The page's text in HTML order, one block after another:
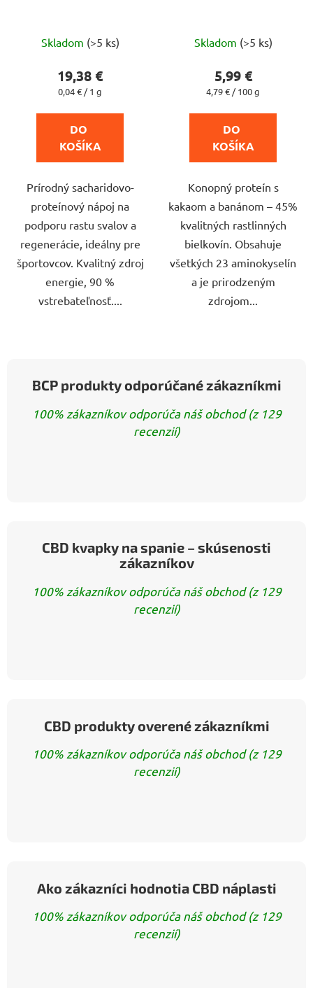
hodnotenie
je
z
5
hviezdičiek.
Skladom (>5 ks)
19,38 €
Jednotková
0,04 € / 1 g
DO
KOŠÍKA
Prírodný sacharidovo-
proteínový nápoj na
podporu rastu svalov a
regenerácie, ideálny pre
športovcov. Kvalitný zdroj
energie, 90 %
vstrebateľnosť....
hodnotenie
je
z
5
hviezdičiek.
Skladom (>5 ks)
5,99 €
Jednotková
4,79 € / 100 g
DO
KOŠÍKA
Konopný proteín s
kakaom a banánom – 45%
kvalitných rastlinných
bielkovín. Obsahuje
všetkých 23 aminokyselín
a je prirodzeným
zdrojom...
BCP produkty odporúčané zákazníkmi
100% zákazníkov odporúča náš obchod (z 129
recenzií)
CBD kvapky na spanie – skúsenosti
zákazníkov
100% zákazníkov odporúča náš obchod (z 129
recenzií)
CBD produkty overené zákazníkmi
100% zákazníkov odporúča náš obchod (z 129
recenzií)
Ako zákazníci hodnotia CBD náplasti
100% zákazníkov odporúča náš obchod (z 129
recenzií)